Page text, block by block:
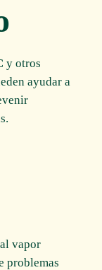
y otros
ayudar a
vapor
problemas